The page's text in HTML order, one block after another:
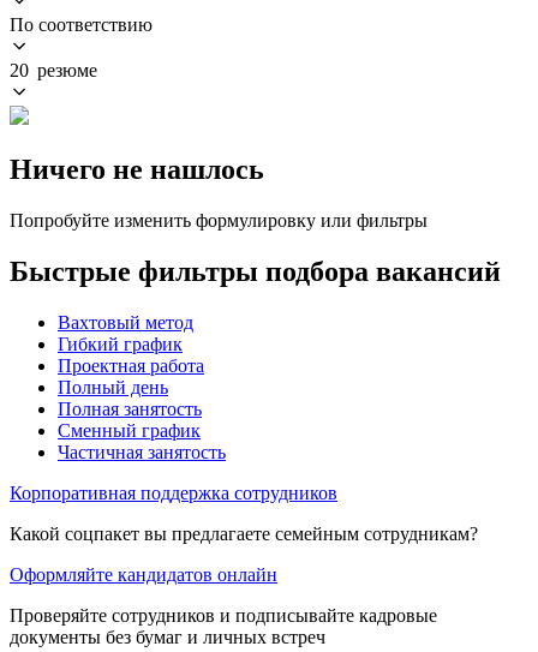
По соответствию
20 резюме
Ничего не нашлось
Попробуйте изменить формулировку или фильтры
Быстрые фильтры подбора вакансий
Вахтовый метод
Гибкий график
Проектная работа
Полный день
Полная занятость
Сменный график
Частичная занятость
Корпоративная поддержка сотрудников
Какой соцпакет вы предлагаете семейным сотрудникам?
Оформляйте кандидатов онлайн
Проверяйте сотрудников и подписывайте кадровые
документы без бумаг и личных встреч